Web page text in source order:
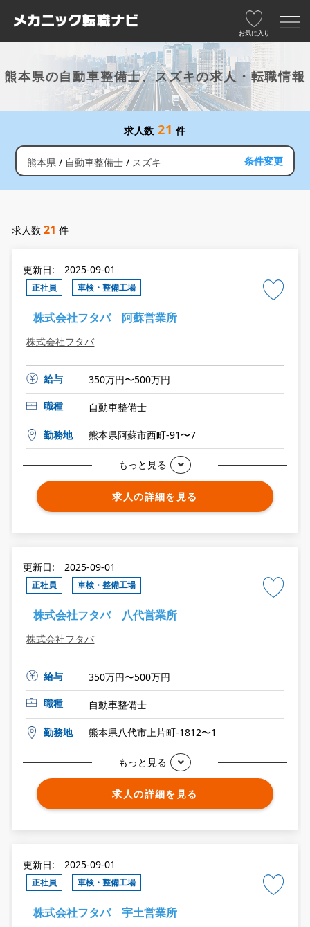
お気に入り
熊本県の自動車整備士、スズキの求人・転職情報
求人数 21 件
熊本県 自動車整備士 スズキ 条件変更
求人数21 件
更新日: 2025-09-01
正社員 車検・整備工場
株式会社フタバ 阿蘇営業所
株式会社フタバ
給与
350万円〜500万円
職種
自動車整備士
勤務地 熊本県阿蘇市西町-91〜7
もっと見る
求人の詳細を見る
更新日: 2025-09-01
正社員 車検・整備工場
株式会社フタバ 八代営業所
株式会社フタバ
給与
350万円〜500万円
職種
自動車整備士
勤務地 熊本県八代市上片町-1812〜1
もっと見る
求人の詳細を見る
更新日: 2025-09-01
正社員 車検・整備工場
株式会社フタバ 宇土営業所